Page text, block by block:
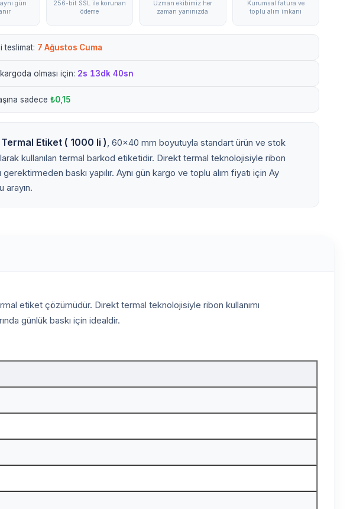
gün
256-bit SSL ile korunan
ödeme
Uzman ekibimiz her
zaman yanınızda
Kurumsal fatura ve
toplu alım imkanı
teslimat: 7 Ağustos Cuma
olması için: 2s 13dk 39sn
sadece ₺0,15
Etiket ( 1000 li ), 60x40 mm boyutuyla standart ürün ve stok
kullanılan termal barkod etiketidir. Direkt termal teknolojisiyle ribon
gerektirmeden baskı yapılır. Aynı gün kargo ve toplu alım fiyatı için Ay
arayın.
etiket çözümüdür. Direkt termal teknolojisiyle ribon kullanımı
günlük baskı için idealdir.